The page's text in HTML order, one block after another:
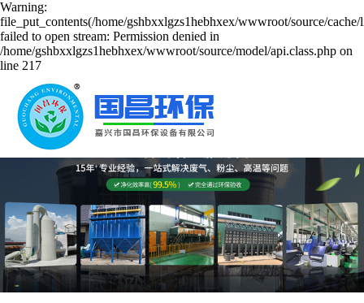
Warning:
file_put_contents(/home/gshbxxlgzs1hebhxex/wwwroot/source/cache/
failed to open stream: Permission denied in
/home/gshbxxlgzs1hebhxex/wwwroot/source/model/api.class.php on
line 217